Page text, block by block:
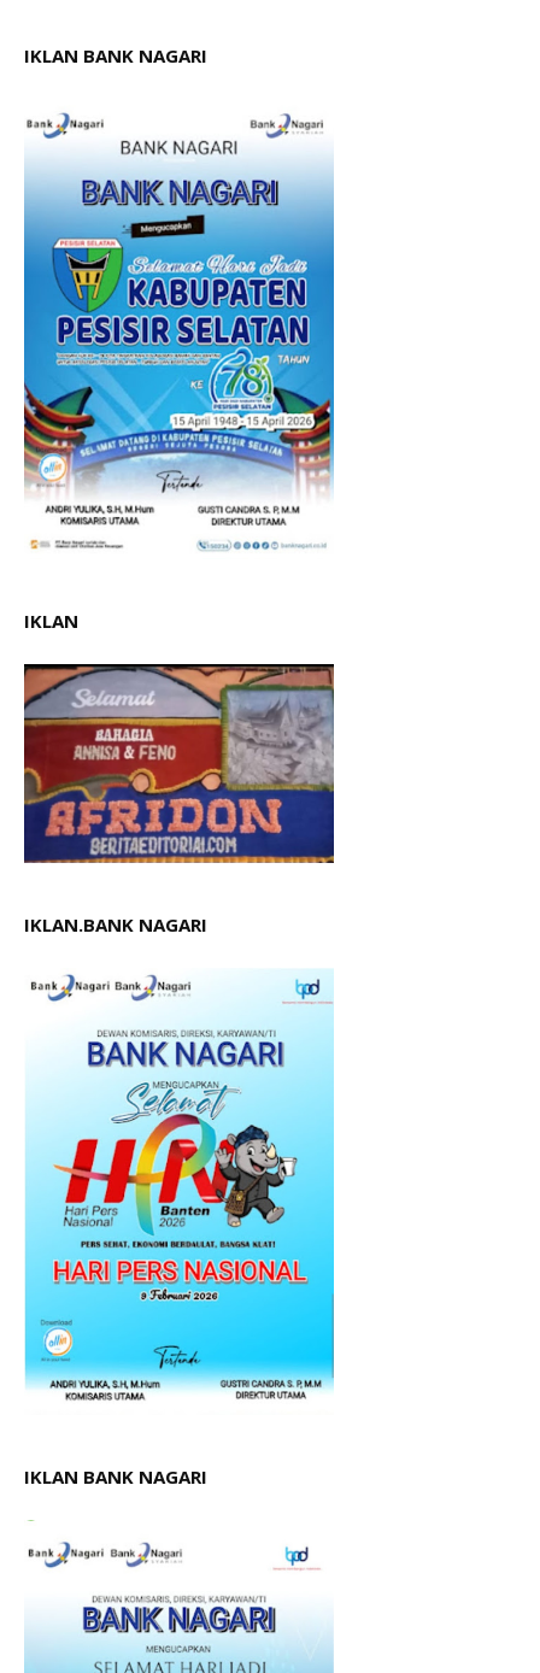
IKLAN BANK NAGARI
IKLAN
IKLAN.BANK NAGARI
IKLAN BANK NAGARI